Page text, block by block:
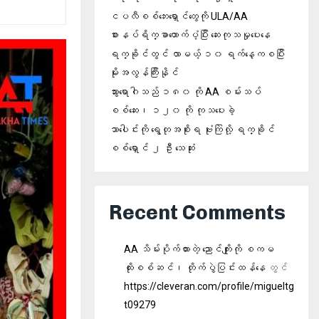
ငပလီစစ်ဘေးရှောင်တွေကို ULA/AA
စားနပ်ရိက္ခာထောက်ပံ့ပြီး ဆေးကုသမှုပေးနေ
ရက္ခိုင်တွင် လာမယ့် ၁၀ ရက်နေ့ကစပြီး
မိုးအလွန်ကြီးနိုင်
သွားရောဂါသည် ၁၈၀ ကို AA စမ်းသပ်
စစ်ဆေး၊ ၁၂၀ ကို ကုသပေးခဲ့
သာပေါင်းကို ရွေတုအစိုးရ ဗုံးကြဲလို့ ရက္ခိုင်
စစ်ရှောင် ၂ ဦး သေဆုံး
Recent Comments
AA သိမ်းပိုက်ထားတဲ့ ညောင်ကျိုးကို စကမ
ထိုးစစ်ဆင်၊ တိုက်ပွဲပြင်းထန်နေ တွင်
https://cleveran.com/profile/migueltg
t09279